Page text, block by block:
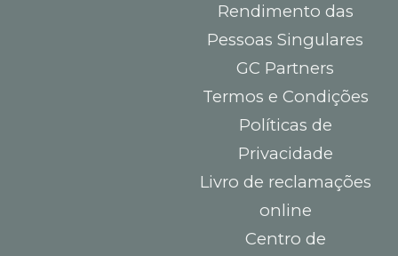
Rendimento das
Pessoas Singulares
GC Partners
Termos e Condições
Políticas de
Privacidade
Livro de reclamações
online
Centro de